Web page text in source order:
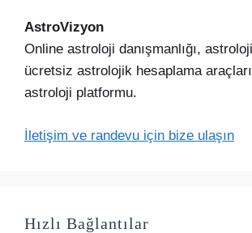
AstroVizyon
Online astroloji danışmanlığı,
ücretsiz astrolojik hesaplama
astroloji platformu.
İletişim ve randevu için bize ulaşın
Hızlı Bağlantılar